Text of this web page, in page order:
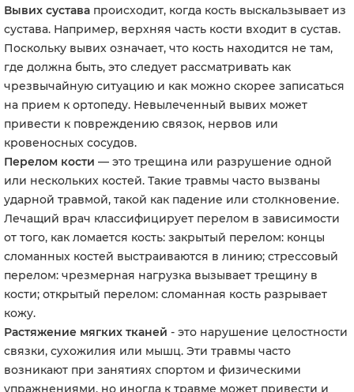
Вывих сустава происходит, когда кость выскальзывает из
сустава. Например, верхняя часть кости входит в сустав.
Поскольку вывих означает, что кость находится не там,
где должна быть, это следует рассматривать как
чрезвычайную ситуацию и как можно скорее записаться
на прием к ортопеду. Невылеченный вывих может
привести к повреждению связок, нервов или
кровеносных сосудов.
Перелом кости — это трещина или разрушение одной
или нескольких костей. Такие травмы часто вызваны
ударной травмой, такой как падение или столкновение.
Лечащий врач классифицирует перелом в зависимости
от того, как ломается кость: закрытый перелом: концы
сломанных костей выстраиваются в линию; стрессовый
перелом: чрезмерная нагрузка вызывает трещину в
кости; открытый перелом: сломанная кость разрывает
кожу.
Растяжение мягких тканей - это нарушение целостности
связки, сухожилия или мышц. Эти травмы часто
возникают при занятиях спортом и физическими
упражнениями, но иногда к травме может привести и